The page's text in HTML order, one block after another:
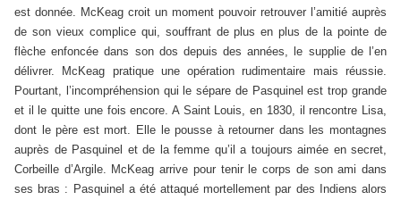
est donnée. McKeag croit un moment pouvoir retrouver l’amitié auprès
de son vieux complice qui, souffrant de plus en plus de la pointe de
flèche enfoncée dans son dos depuis des années, le supplie de l’en
délivrer. McKeag pratique une opération rudimentaire mais réussie.
Pourtant, l’incompréhension qui le sépare de Pasquinel est trop grande
et il le quitte une fois encore. A Saint Louis, en 1830, il rencontre Lisa,
dont le père est mort. Elle le pousse à retourner dans les montagnes
auprès de Pasquinel et de la femme qu’il a toujours aimée en secret,
Corbeille d’Argile. McKeag arrive pour tenir le corps de son ami dans
ses bras : Pasquinel a été attaqué mortellement par des Indiens alors